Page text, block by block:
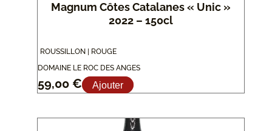
Magnum Côtes Catalanes « Unic »
2022 – 150cl
ROUSSILLON | ROUGE
DOMAINE LE ROC DES ANGES
59,00 € Ajouter